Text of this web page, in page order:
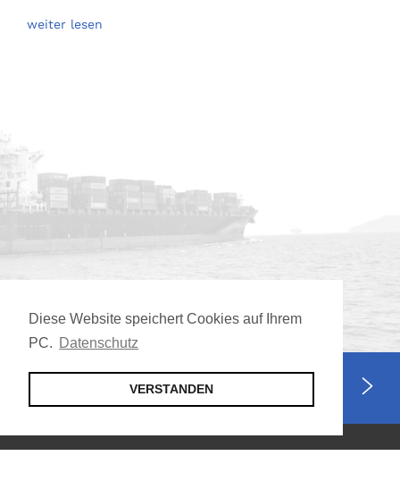
Diese Website speichert Cookies auf Ihrem
PC. Datenschutz
VERSTANDEN
weiter lesen
Jetzt Mitglied werden